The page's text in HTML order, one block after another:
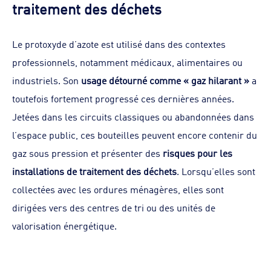
traitement des déchets
Le protoxyde d’azote est utilisé dans des contextes
professionnels, notamment médicaux, alimentaires ou
industriels. Son usage détourné comme « gaz hilarant »a
toutefois fortement progressé ces dernières années.
Jetées dans les circuits classiques ou abandonnées dans
l’espace public, ces bouteilles peuvent encore contenir du
gaz sous pression et présenter des risques pour les
installations de traitement des déchets. Lorsqu’elles sont
collectées avec les ordures ménagères, elles sont
dirigées vers des centres de tri ou des unités de
valorisation énergétique.